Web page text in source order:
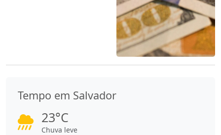
Tempo em Salvador
23°C
Chuva leve